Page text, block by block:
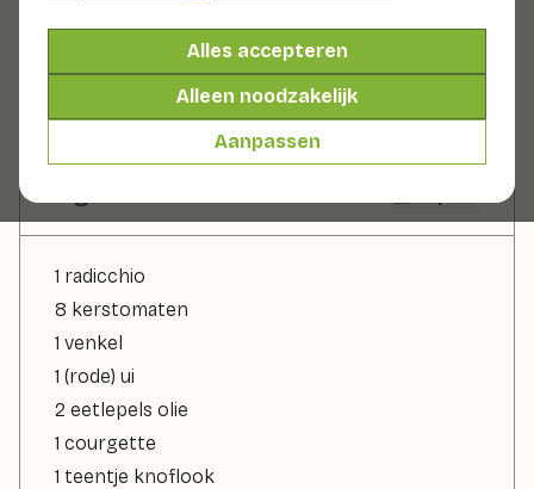
Alles accepteren
Alleen noodzakelijk
Aanpassen
630gr groenten p.p.
1 radicchio
8 kerstomaten
1 venkel
1 (rode) ui
2 eetlepels olie
1 courgette
1 teentje knoflook